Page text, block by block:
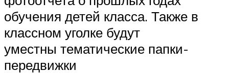
обучения детей класса. Также в
классном уголке будут
уместны тематические папки-
передвижки